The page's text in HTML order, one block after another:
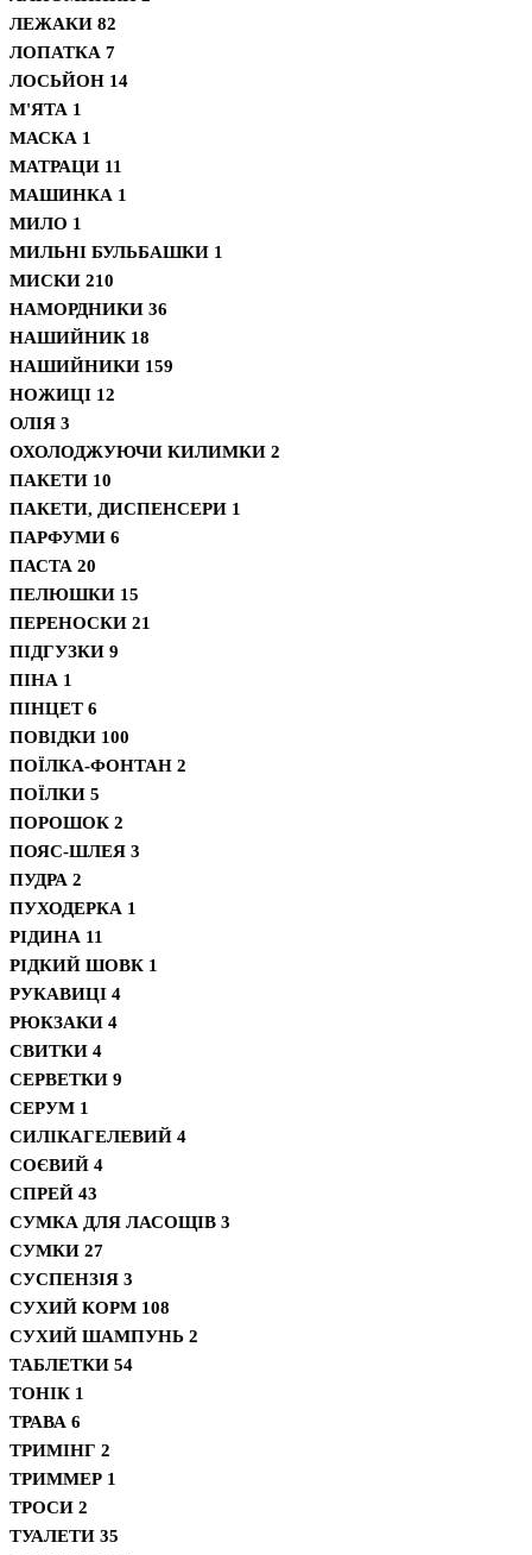
ЛЕЖАКИ 82
ЛОПАТКА 7
ЛОСЬЙОН 14
М'ЯТА 1
МАСКА 1
МАТРАЦИ 11
МАШИНКА 1
МИЛО 1
МИЛЬНІ БУЛЬБАШКИ 1
МИСКИ 210
НАМОРДНИКИ 36
НАШИЙНИК 18
НАШИЙНИКИ 159
НОЖИЦІ 12
ОЛІЯ 3
ОХОЛОДЖУЮЧИ КИЛИМКИ 2
ПАКЕТИ 10
ПАКЕТИ, ДИСПЕНСЕРИ 1
ПАРФУМИ 6
ПАСТА 20
ПЕЛЮШКИ 15
ПЕРЕНОСКИ 21
ПІДГУЗКИ 9
ПІНА 1
ПІНЦЕТ 6
ПОВІДКИ 100
ПОЇЛКА-ФОНТАН 2
ПОЇЛКИ 5
ПОРОШОК 2
ПОЯС-ШЛЕЯ 3
ПУДРА 2
ПУХОДЕРКА 1
РІДИНА 11
РІДКИЙ ШОВК 1
РУКАВИЦІ 4
РЮКЗАКИ 4
СВИТКИ 4
СЕРВЕТКИ 9
СЕРУМ 1
СИЛІКАГЕЛЕВИЙ 4
СОЄВИЙ 4
СПРЕЙ 43
СУМКА ДЛЯ ЛАСОЩІВ 3
СУМКИ 27
СУСПЕНЗІЯ 3
СУХИЙ КОРМ 108
СУХИЙ ШАМПУНЬ 2
ТАБЛЕТКИ 54
ТОНІК 1
ТРАВА 6
ТРИМІНГ 2
ТРИММЕР 1
ТРОСИ 2
ТУАЛЕТИ 35